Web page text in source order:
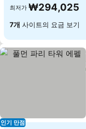
최저가 ₩294,025
7개 사이트의 요금 보기
인기 만점